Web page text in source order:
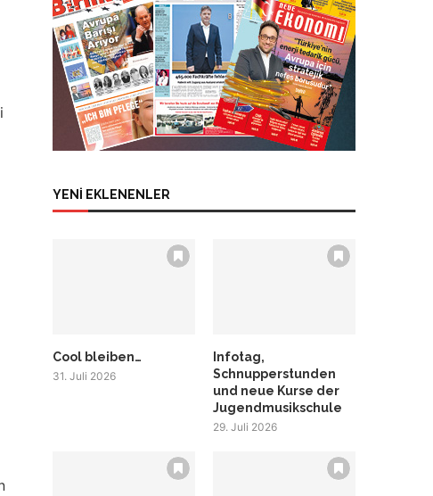
YENİ EKLENENLER
Cool bleiben…
31. Juli 2026
Infotag,
Schnupperstunden
und neue Kurse der
Jugendmusikschule
29. Juli 2026